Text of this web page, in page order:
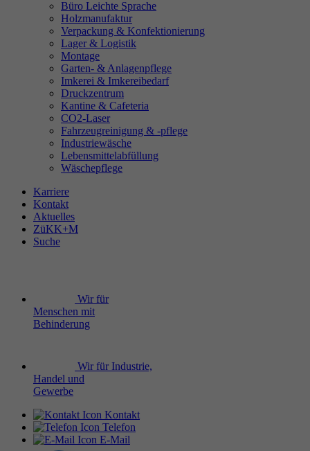
Büro Leichte Sprache
Holzmanufaktur
Verpackung & Konfektionierung
Lager & Logistik
Montage
Garten- & Anlagenpflege
Imkerei & Imkereibedarf
Druckzentrum
Kantine & Cafeteria
CO2-Laser
Fahrzeugreinigung & -pflege
Industriewäsche
Lebensmittelabfüllung
Wäschepflege
Karriere
Kontakt
Aktuelles
ZüKK+M
Suche
Wir für
Menschen mit
Behinderung
Wir für Industrie,
Handel und
Gewerbe
Kontakt
Telefon
E-Mail